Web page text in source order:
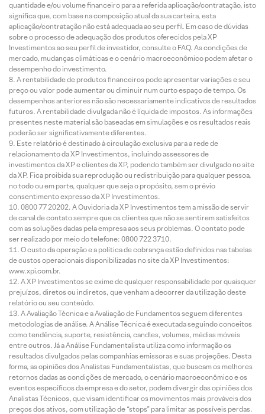
quantidade e/ou volume financeiro para a referida aplicação/contratação, isto
significa que, com base na composição atual da sua carteira, esta
aplicação/contratação não está adequada ao seu perfil. Em caso de dúvidas
sobre o processo de adequação dos produtos oferecidos pela XP
Investimentos ao seu perfil de investidor, consulte o FAQ. As condições de
mercado, mudanças climáticas e o cenário macroeconômico podem afetar o
desempenho do investimento.
A rentabilidade de produtos financeiros pode apresentar variações e seu
preço ou valor pode aumentar ou diminuir num curto espaço de tempo. Os
desempenhos anteriores não são necessariamente indicativos de resultados
futuros. A rentabilidade divulgada não é líquida de impostos. As informações
presentes neste material são baseadas em simulações e os resultados reais
poderão ser significativamente diferentes.
Este relatório é destinado à circulação exclusiva para a rede de
relacionamento da XP Investimentos, incluindo assessores de
investimentos da XP e clientes da XP, podendo também ser divulgado no site
da XP. Fica proibida sua reprodução ou redistribuição para qualquer pessoa,
no todo ou em parte, qualquer que seja o propósito, sem o prévio
consentimento expresso da XP Investimentos.
0800 77 20202. A Ouvidoria da XP Investimentos tem a missão de servir
de canal de contato sempre que os clientes que não se sentirem satisfeitos
com as soluções dadas pela empresa aos seus problemas. O contato pode
ser realizado por meio do telefone: 0800 722 3710.
O custo da operação e a política de cobrança estão definidos nas tabelas
de custos operacionais disponibilizadas no site da XP Investimentos:
www.xpi.com.br.
A XP Investimentos se exime de qualquer responsabilidade por quaisquer
prejuízos, diretos ou indiretos, que venham a decorrer da utilização deste
relatório ou seu conteúdo.
A Avaliação Técnica e a Avaliação de Fundamentos seguem diferentes
metodologias de análise. A Análise Técnica é executada seguindo conceitos
como tendência, suporte, resistência, candles, volumes, médias móveis
entre outros. Já a Análise Fundamentalista utiliza como informação os
resultados divulgados pelas companhias emissoras e suas projeções. Desta
forma, as opiniões dos Analistas Fundamentalistas, que buscam os melhores
retornos dadas as condições de mercado, o cenário macroeconômico e os
eventos específicos da empresa e do setor, podem divergir das opiniões dos
Analistas Técnicos, que visam identificar os movimentos mais prováveis dos
preços dos ativos, com utilização de “stops” para limitar as possíveis perdas.